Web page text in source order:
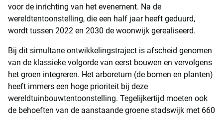
voor de inrichting van het evenement. Na de
wereldtentoonstelling, die een half jaar heeft geduurd,
wordt tussen 2022 en 2030 de woonwijk gerealiseerd.
Bij dit simultane ontwikkelingstraject is afscheid genomen
van de klassieke volgorde van eerst bouwen en vervolgens
het groen integreren. Het arboretum (de bomen en planten)
heeft immers een hoge prioriteit bij deze
wereldtuinbouwtentoonstelling. Tegelijkertijd moeten ook
de behoeften van de aanstaande groene stadswijk met 660